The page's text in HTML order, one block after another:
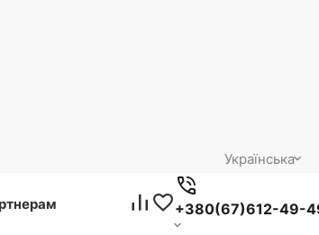
Українська
+380(67)612-49-